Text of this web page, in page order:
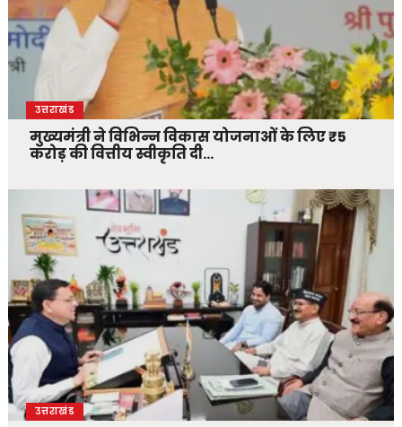
उत्तराखंड
मुख्यमंत्री ने विभिन्न विकास योजनाओं के लिए ₹5
करोड़ की वित्तीय स्वीकृति दी…
उत्तराखंड